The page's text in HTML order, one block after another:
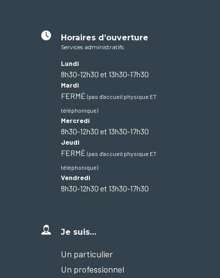
Horaires d’ouverture
Services administratifs
Lundi
8h30-12h30 et 13h30-17h30
Mardi
FERMÉ (pas d'accueil physique ET
téléphonique)
Mercredi
8h30-12h30 et 13h30-17h30
Jeudi
FERMÉ (pas d'accueil physique ET
téléphonique)
Vendredi
8h30-12h30 et 13h30-17h30
Je suis…
Un particulier
Un professionnel